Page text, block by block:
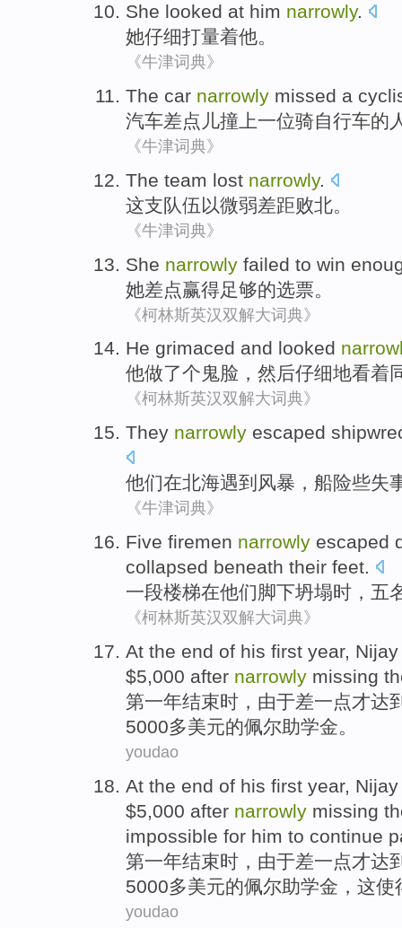
She looked at him narrowly.
她仔细打量着他。
《牛津词典》
The car narrowly missed a
汽车差点儿撞上一位骑自行车的
《牛津词典》
The team lost narrowly.
这支队伍 以微弱差距败北。
《牛津词典》
She narrowly failed to win
她差点赢得足够的选票 。
《柯林斯英汉双解大词典》
He grimaced and looked
他做了个鬼脸 ，然后仔细地看着
《柯林斯英汉双解大词典》
They narrowly escaped
他们在北海遇到 风暴 ，船险些失
《牛津词典》
Five firemen narrowly escaped
collapsed beneath their feet.
一段楼梯在他们脚下坍塌时， 五
《柯林斯英汉双解大词典》
At the end of his first year,
$5,000 after narrowly missing
第一年结束时 ，由于差一点才达
5000多美元的佩尔助学金。
youdao
At the end of his first year,
$5,000 after narrowly missing
impossible for him to continue
第一年结束时 ，由于差一点才达
5000多美元的佩尔助学金 ， 这使
youdao